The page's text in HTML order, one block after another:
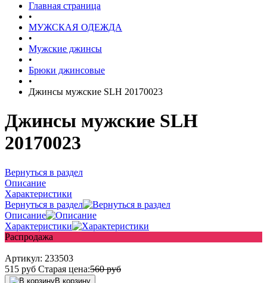
Главная страница
•
МУЖСКАЯ ОДЕЖДА
•
Мужские джинсы
•
Брюки джинсовые
•
Джинсы мужские SLH 20170023
Джинсы мужские SLH
20170023
Вернуться в раздел
Описание
Характеристики
Вернуться в раздел
Описание
Характеристики
Распродажа
Артикул: 233503
515 руб Старая цена:560руб
В корзину